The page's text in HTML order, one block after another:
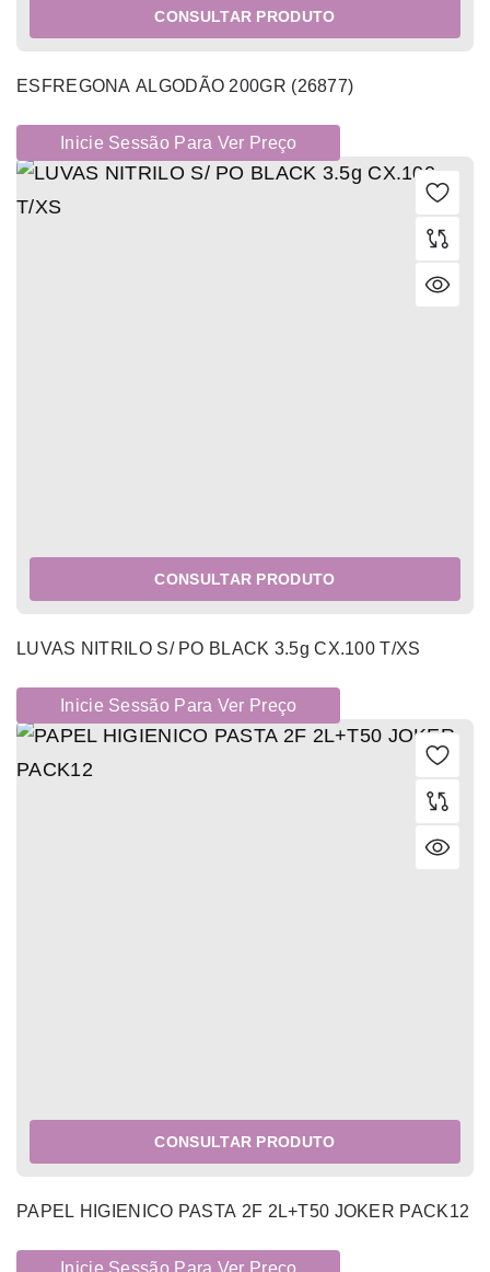
CONSULTAR PRODUTO
ESFREGONA ALGODÃO 200GR (26877)
Inicie Sessão Para Ver Preço
CONSULTAR PRODUTO
LUVAS NITRILO S/ PO BLACK 3.5g CX.100 T/XS
Inicie Sessão Para Ver Preço
CONSULTAR PRODUTO
PAPEL HIGIENICO PASTA 2F 2L+T50 JOKER PACK12